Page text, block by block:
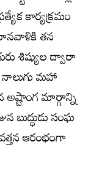
కార్యక్రమం
మానవాళికి తన
శిష్యుల ద్వారా
మహా
అష్టాంగ మార్గాన్ని
బుద్ధుడు సంఘ
ఆరంభంగా